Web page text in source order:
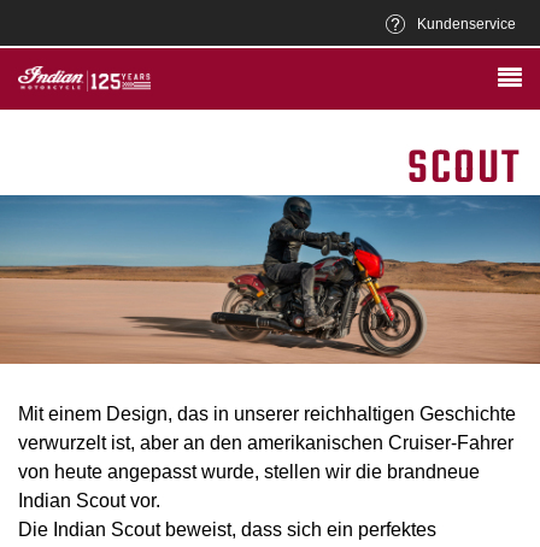
Kundenservice
SCOUT
Mit einem Design, das in unserer reichhaltigen Geschichte
verwurzelt ist, aber an den amerikanischen Cruiser-Fahrer
von heute angepasst wurde, stellen wir die brandneue
Indian Scout vor.
Die Indian Scout beweist, dass sich ein perfektes